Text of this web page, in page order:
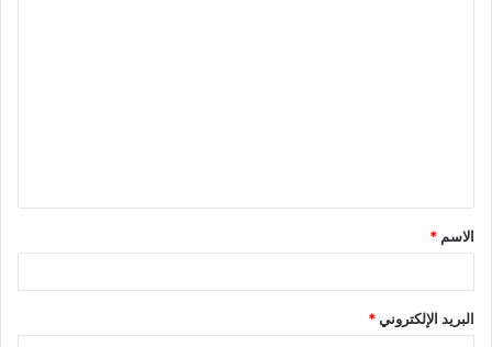
الاسم *
البريد الإلكتروني*